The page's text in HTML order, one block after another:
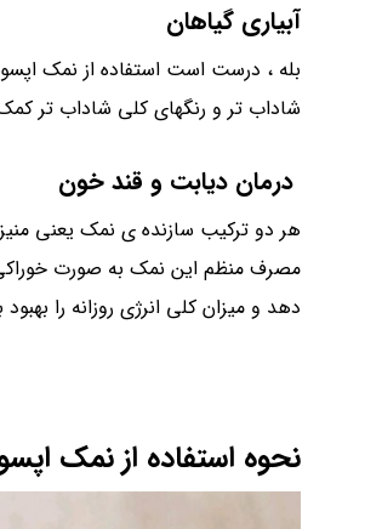
آبیاری گیاهان
بله ، درست است استفاده از نمک
شاداب تر و رنگهای کلی شاداب تر
درمان دیابت و قند خون
هر دو ترکیب سازنده ی نمک یعنی
مصرف منظم این نمک به صورت
دهد و میزان کلی انرژی روزانه را
نحوه استفاده از نمک